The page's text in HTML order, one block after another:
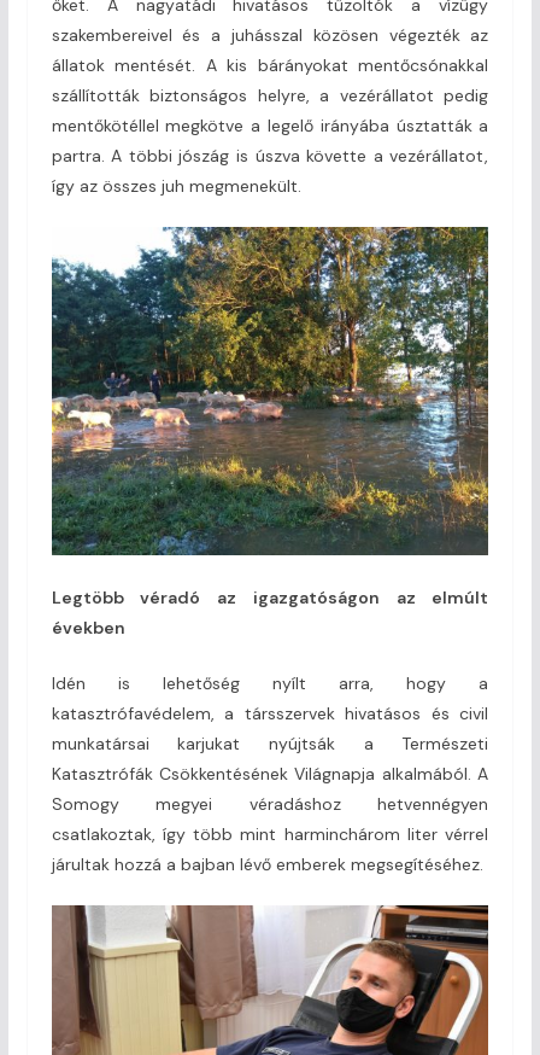
őket. A nagyatádi hivatásos tűzoltók a vízügy
szakembereivel és a juhásszal közösen végezték az
állatok mentését. A kis bárányokat mentőcsónakkal
szállították biztonságos helyre, a vezérállatot pedig
mentőkötéllel megkötve a legelő irányába úsztatták a
partra. A többi jószág is úszva követte a vezérállatot,
így az összes juh megmenekült.
Legtöbb véradó az igazgatóságon az elmúlt
években
Idén is lehetőség nyílt arra, hogy a
katasztrófavédelem, a társszervek hivatásos és civil
munkatársai karjukat nyújtsák a Természeti
Katasztrófák Csökkentésének Világnapja alkalmából. A
Somogy megyei véradáshoz hetvennégyen
csatlakoztak, így több mint harminchárom liter vérrel
járultak hozzá a bajban lévő emberek megsegítéséhez.